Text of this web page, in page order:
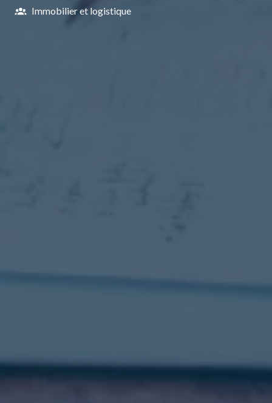
Immobilier et logistique